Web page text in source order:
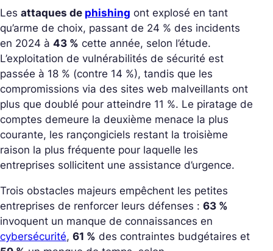
Les attaques de phishing ont explosé en tant
qu’arme de choix, passant de 24 % des incidents
en 2024 à 43 % cette année, selon l’étude.
L’exploitation de vulnérabilités de sécurité est
passée à 18 % (contre 14 %), tandis que les
compromissions via des sites web malveillants ont
plus que doublé pour atteindre 11 %. Le piratage de
comptes demeure la deuxième menace la plus
courante, les rançongiciels restant la troisième
raison la plus fréquente pour laquelle les
entreprises sollicitent une assistance d’urgence.
Trois obstacles majeurs empêchent les petites
entreprises de renforcer leurs défenses : 63 %
invoquent un manque de connaissances en
cybersécurité, 61 % des contraintes budgétaires et